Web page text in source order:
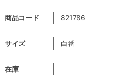
商品コード 821786
サイズ 白番
在庫